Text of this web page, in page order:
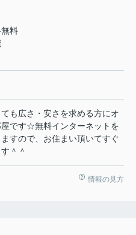
料
も広さ・安さを求める方にオ
屋です☆無料インターネットを
すので、お住まい頂いてすぐ
＾＾
情報の見方